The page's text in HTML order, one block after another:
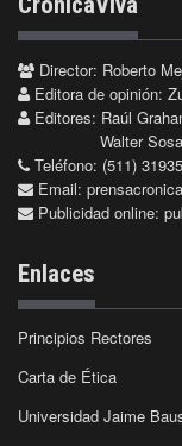
Director: Roberto
Editora de opinión:
Editores: Raúl
Walter
Teléfono: (511)
Email:
Publicidad online:
Enlaces
Principios Rectores
Carta de Ética
Universidad Jaime